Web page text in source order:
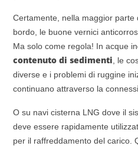
Certamente, nella maggior parte
bordo, le buone vernici
Ma solo come regola! In acque
contenuto di sedimenti , le
diverse e i problemi di ruggine
continuano attraverso la
O su navi cisterna LNG dove il
deve essere rapidamente
per il raffreddamento del carico.